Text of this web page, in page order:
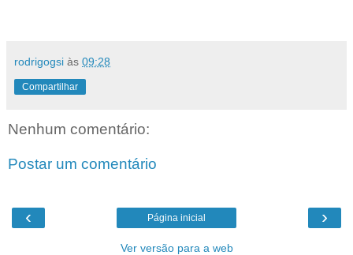
rodrigogsi às 09:28
Compartilhar
Nenhum comentário:
Postar um comentário
‹ ›
Página inicial
Ver versão para a web